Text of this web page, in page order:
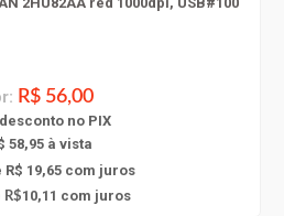
R$ 56,00
desconto no PIX
58,95 à vista
R$ 19,65com juros
R$10,11 com juros